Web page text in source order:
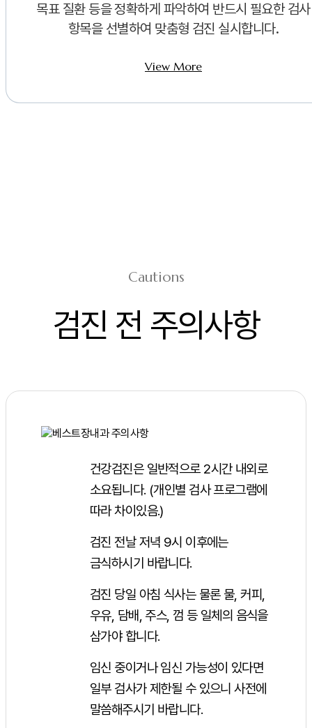
목표 질환 등을 정확하게 파악하여 반드시 필요한 검사
항목을 선별하여 맞춤형 검진 실시합니다.
View More
Cautions
검진 전 주의사항
건강검진은 일반적으로 2시간 내외로
소요됩니다. (개인별 검사 프로그램에
따라 차이있음.)
검진 전날 저녁 9시 이후에는
금식하시기 바랍니다.
검진 당일 아침 식사는 물론 물, 커피,
우유, 담배, 주스, 껌 등 일체의 음식을
삼가야 합니다.
임신 중이거나 임신 가능성이 있다면
일부 검사가 제한될 수 있으니 사전에
말씀해주시기 바랍니다.